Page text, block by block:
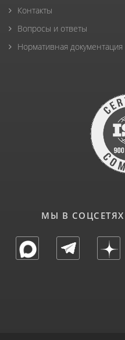
Контакты
Вопросы и ответы
Нормативная документация
МЫ В